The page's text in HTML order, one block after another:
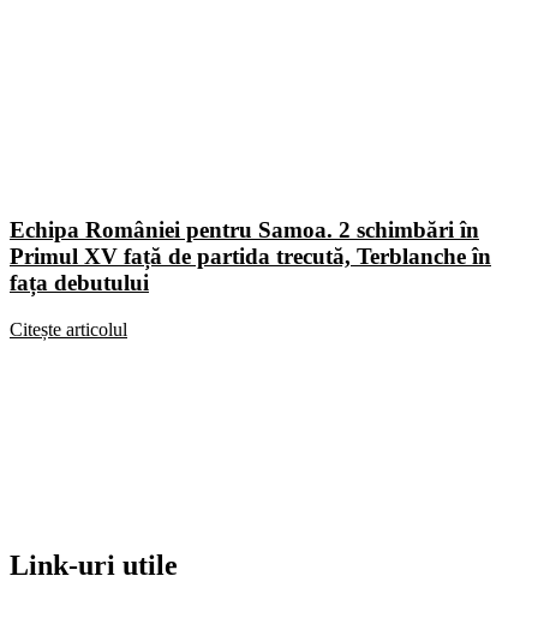
Echipa României pentru Samoa. 2 schimbări în
Primul XV față de partida trecută, Terblanche în
fața debutului
Citește articolul
Link-uri utile